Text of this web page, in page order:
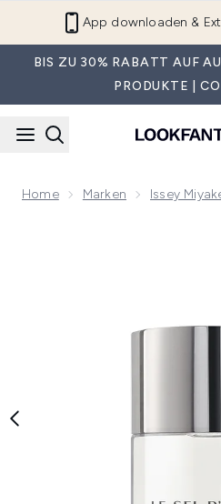
App downloaden &
BIS ZU 30% RABATT AUF
PRODUKTE |
Home Marken Issey